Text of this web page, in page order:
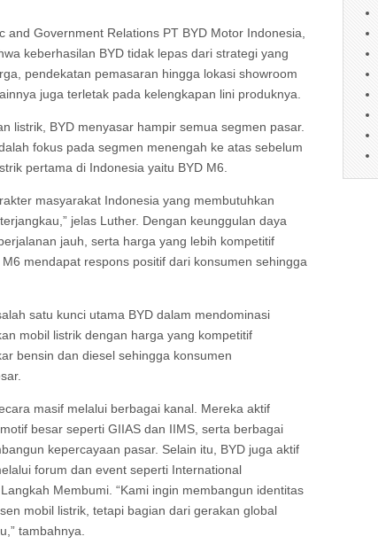
and Government Relations PT BYD Motor Indonesia,
keberhasilan BYD tidak lepas dari strategi yang
pendekatan pemasaran hingga lokasi showroom
juga terletak pada kelengkapan lini produknya.
listrik, BYD menyasar hampir semua segmen pasar.
fokus pada segmen menengah ke atas sebelum
pertama di Indonesia yaitu BYD M6.
masyarakat Indonesia yang membutuhkan
jelas Luther. Dengan keunggulan daya
jauh, serta harga yang lebih kompetitif
mendapat respons positif dari konsumen sehingga
satu kunci utama BYD dalam mendominasi
mobil listrik dengan harga yang kompetitif
bensin dan diesel sehingga konsumen
masif melalui berbagai kanal. Mereka aktif
besar seperti GIIAS dan IIMS, serta berbagai
kepercayaan pasar. Selain itu, BYD juga aktif
forum dan event seperti International
Membumi. “Kami ingin membangun identitas
mobil listrik, tetapi bagian dari gerakan global
tambahnya.